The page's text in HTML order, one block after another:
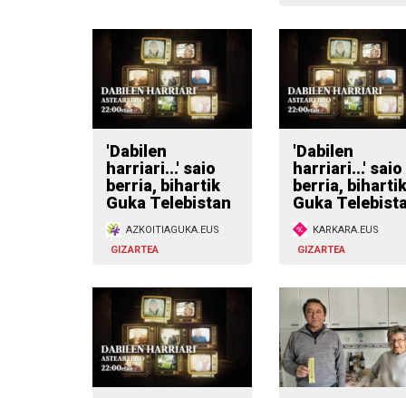
'Dabilen
harriari...' saio
berria, bihartik
Guka Telebistan
AZKOITIAGUKA.EUS
GIZARTEA
'Dabilen
harriari...' saio
berria, bihartik
Guka
KARKARA.EUS
GIZARTEA